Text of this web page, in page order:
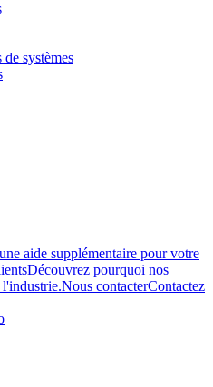
systèmes
aide supplémentaire pour votre
Découvrez pourquoi nos
l'industrie.Nous contacterContactez